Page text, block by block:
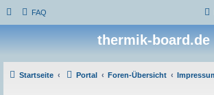
FAQ
thermik-board.de
Startseite Portal Foren-Übersicht